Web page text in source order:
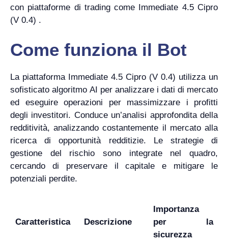
con piattaforme di trading come Immediate 4.5 Cipro
(V 0.4) .
Come funziona il Bot
La piattaforma Immediate 4.5 Cipro (V 0.4) utilizza un
sofisticato algoritmo AI per analizzare i dati di mercato
ed eseguire operazioni per massimizzare i profitti
degli investitori. Conduce un’analisi approfondita della
redditività, analizzando costantemente il mercato alla
ricerca di opportunità redditizie. Le strategie di
gestione del rischio sono integrate nel quadro,
cercando di preservare il capitale e mitigare le
potenziali perdite.
Caratteristica Descrizione
Importanza
per la
sicurezza